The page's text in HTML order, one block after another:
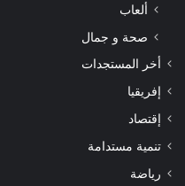
ألعاب
صحة و جمال
أخر المستجدات
إفريقيا
إقتصاد
تنمية مستدامة
رياضة